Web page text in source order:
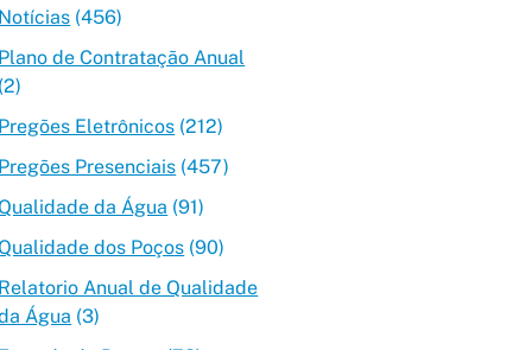
(456)
de Contratação Anual
Eletrônicos (212)
Presenciais (457)
da Água (91)
dos Poços (90)
Anual de Qualidade
Água (3)